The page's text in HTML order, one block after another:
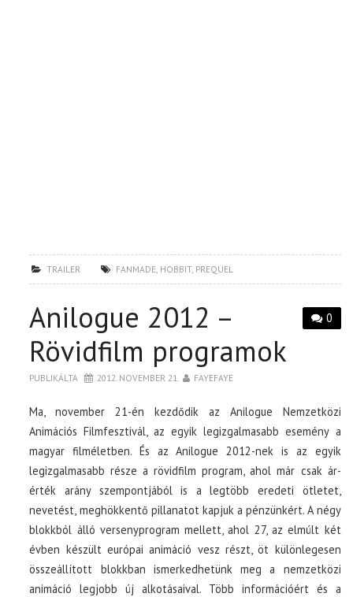
TRAILER FANMADE HOBBIT, PREQUEL
0
Anilogue 2012 –
Rövidfilm programok
PUBLIKÁLTA 2012. NOVEMBER 21. FAYEFAYE
Ma, november 21-én kezdődik az Anilogue Nemzetközi
Animációs Filmfesztivál, az egyik legizgalmasabb esemény a
magyar filméletben. És az Anilogue 2012-nek is az egyik
legizgalmasabb része a rövidfilm program, ahol már csak ár-
érték arány szempontjából is a legtöbb eredeti ötletet,
nevetést, meghökkentő pillanatot kapjuk a pénzünkért. A négy
blokkból álló versenyprogram mellett, ahol 27, az elmúlt két
évben készült európai animáció vesz részt, öt különlegesen
összeállított blokkban ismerkedhetünk meg a nemzetközi
animáció legjobb új alkotásaival. Több információért és a